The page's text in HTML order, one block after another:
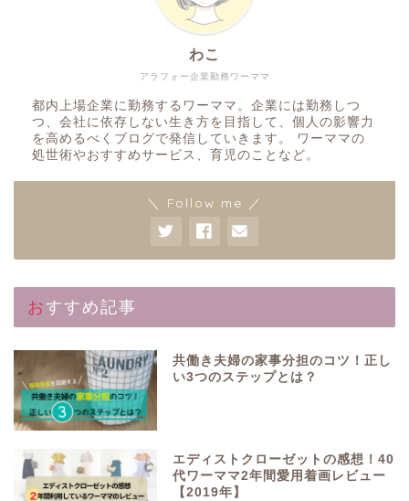
アラフォー企業勤務ワーママ
わこ
都内上場企業に勤務するワーママ。企業には勤務しつ
つ、会社に依存しない生き方を目指して、個人の影響力
を高めるべくブログで発信していきます。 ワーママの
処世術やおすすめサービス、育児のことなど。
＼ Follow me ／
おすすめ記事
共働き夫婦の家事分担のコツ！正し
い3つのステップとは？
エディストクローゼットの感想！40
代ワーママ2年間愛用着画レビュー
【2019年】